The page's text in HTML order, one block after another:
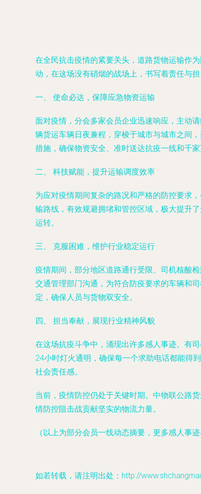
在全民抗击疫情的紧要关头，道路货物运输作
动，在这场没有硝烟的战场上，书写着责任与担
一、 使命必达，保障应急物资运输
面对疫情，分会多家会员企业迅速响应，主动
辆货运车辆日夜兼程，穿梭于城市与城市之间
措施，确保物资安全、准时送达抗疫一线和千家
二、 科技赋能，提升运输调度效率
为应对疫情期间复杂的路况和严格的防控要求
输路线，有效规避拥堵和管控区域，极大提升
运转。
三、 克服困难，维护行业稳定运行
疫情期间，部分地区道路通行受限、司机核酸
交通管理部门沟通，为符合防疫要求的车辆和
定，确保人员与货物双安全。
四、 担当奉献，展现行业精神风貌
在这场抗疫斗争中，涌现出许多感人事迹。有
24小时灯火通明，确保每一个求助电话都能得
社会责任感。
当前，疫情防控仍处于关键时期。中物联公路
情防控阻击战贡献坚实的物流力量。
（以上为部分会员一线动态摘要，更多感人事
如若转载，请注明出处：http://